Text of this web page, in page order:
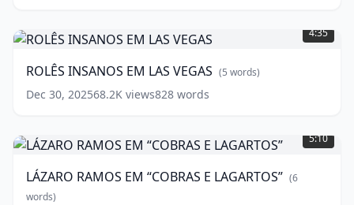
INSANOS
EM
VEGAS ( 5
words)
4:35
ROLÊS INSANOS EM LAS VEGAS (5 words)
Dec 30, 202568.2K views828 words
RAMOS
EM
“COBRAS
E
LAGARTOS”
5:10
LÁZARO RAMOS EM “COBRAS E LAGARTOS” (6
words)